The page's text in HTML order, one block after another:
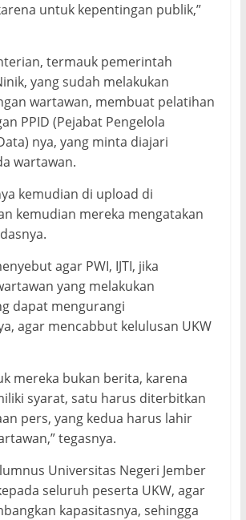
untuk kepentingan publik,”
termauk pemerintah
yang sudah melakukan
wartawan, membuat pelatihan
PPID (Pejabat Pengelola
nya, yang minta diajari
wartawan.
kemudian di upload di
kemudian mereka mengatakan
agar PWI, IJTI, jika
yang melakukan
dapat mengurangi
agar mencabbut kelulusan UKW
mereka bukan berita, karena
syarat, satu harus diterbitkan
pers, yang kedua harus lahir
tegasnya.
Universitas Negeri Jember
seluruh peserta UKW, agar
kapasitasnya, sehingga